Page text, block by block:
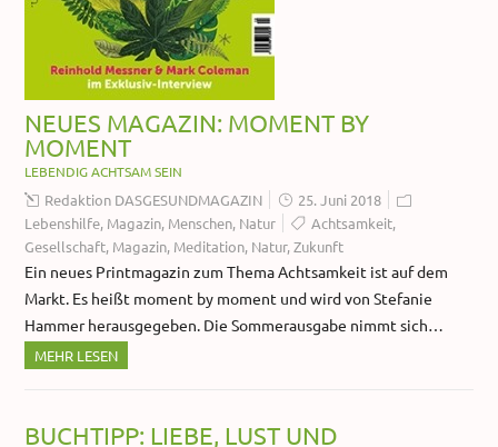
NEUES MAGAZIN: MOMENT BY
MOMENT
LEBENDIG ACHTSAM SEIN
Redaktion DASGESUNDMAGAZIN
25. Juni 2018
Lebenshilfe, Magazin, Menschen, Natur Achtsamkeit,
Gesellschaft, Magazin, Meditation, Natur,Zukunft
Ein neues Printmagazin zum Thema Achtsamkeit ist auf dem
Markt. Es heißt moment by moment und wird von Stefanie
Hammer herausgegeben. Die Sommerausgabe nimmt sich…
MEHR LESEN
BUCHTIPP: LIEBE, LUST UND